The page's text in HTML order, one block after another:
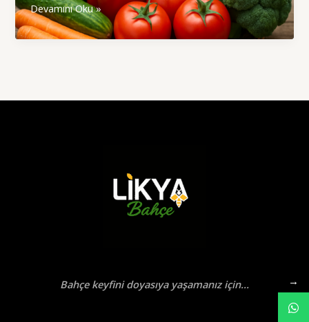
Gerçek
Lezzetin
Peşinde
Devamını Oku »
Bahçe keyfini doyasıya yaşamanız için... →